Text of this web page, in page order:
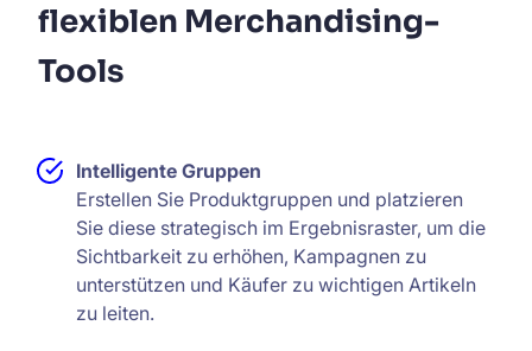
flexiblen Merchandising-
Tools
Intelligente Gruppen
Erstellen Sie Produktgruppen und platzieren
Sie diese strategisch im Ergebnisraster, um die
Sichtbarkeit zu erhöhen, Kampagnen zu
unterstützen und Käufer zu wichtigen Artikeln
zu leiten.